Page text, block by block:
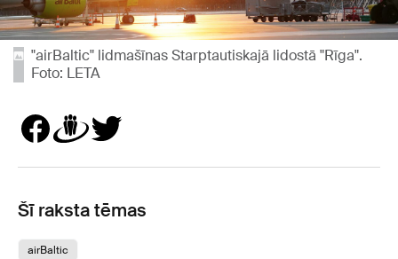
"airBaltic" lidmašīnas Starptautiskajā lidostā "Rīga".
Foto: LETA
Šī raksta tēmas
airBaltic